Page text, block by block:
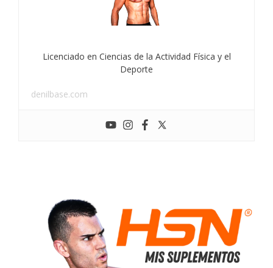
Licenciado en Ciencias de la Actividad Física y el
Deporte
denilbase.com